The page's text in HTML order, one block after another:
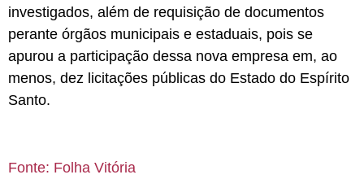
investigados, além de requisição de documentos
perante órgãos municipais e estaduais, pois se
apurou a participação dessa nova empresa em, ao
menos, dez licitações públicas do Estado do Espírito
Santo.
Fonte: Folha Vitória